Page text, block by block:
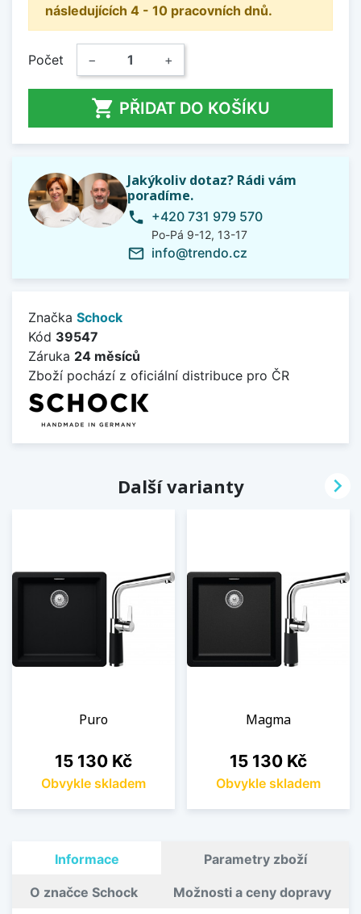
následujících 4 - 10 pracovních dnů.
Počet − +
 PŘIDAT DO KOŠÍKU
Jakýkoliv dotaz? Rádi vám
poradíme.
phone +420 731 979 570
Po-Pá 9-12, 13-17
mail_outline info@trendo.cz
Značka Schock
Kód 39547
Záruka 24 měsíců
Zboží pochází z oficiální distribuce pro ČR
Další varianty
Puro
Cena
15 130 Kč
Obvykle skladem
Magma
Cena
15 130 Kč
Obvykle skladem

Informace Parametry zboží
O značce Schock Možnosti a ceny dopravy